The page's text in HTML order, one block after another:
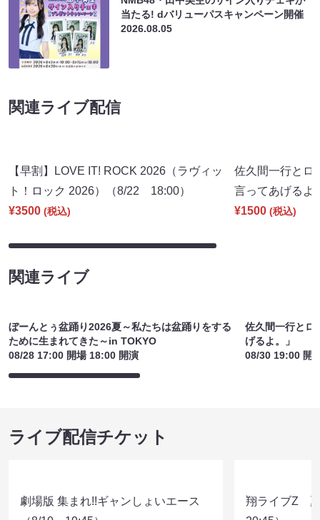
当たる! dバリューパスキャンペーン開催
2026.08.05
関連ライブ配信
【早割】LOVE IT! ROCK 2026（ラヴィッ
ト！ロック 2026）（8/22 18:00）
¥3500 (税込)
佐久間一行とロ
言ってあげる
¥1500 (税込)
関連ライブ
ぼーんとぅ盆踊り2026夏～私たちは盆踊りをする
ために生まれてきた～in TOKYO
08/28 17:00 開場 18:00 開演
佐久間一行とロ
げるよ。」
08/30 19:00 開
ライブ配信チケット
劇場版 集まれ!!ギャンしょいエース
翔ライブZ